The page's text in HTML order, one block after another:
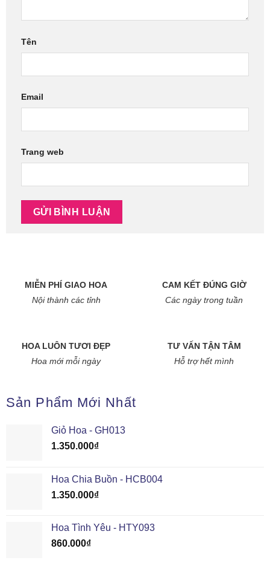
Tên
Email
Trang web
MIỄN PHÍ GIAO HOA
Nội thành các tỉnh
CAM KẾT ĐÚNG GIỜ
Các ngày trong tuần
HOA LUÔN TƯƠI ĐẸP
Hoa mới mỗi ngày
TƯ VẤN TẬN TÂM
Hỗ trợ hết mình
Sản Phẩm Mới Nhất
Giỏ Hoa - GH013
1.350.000₫
Hoa Chia Buồn - HCB004
1.350.000₫
Hoa Tình Yêu - HTY093
860.000₫